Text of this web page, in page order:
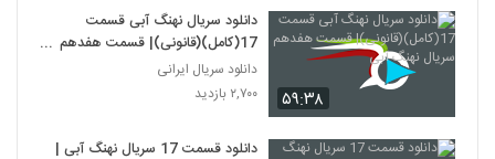
۵۹:۳۸
دانلود سریال نهنگ آبی قسمت
17(کامل)(قانونی)| قسمت هفدهم
سریال نهنگ آبی
دانلود سریال ایرانی
۲,۷۰۰ بازدید
دانلود قسمت 17 سریال نهنگ آبی |